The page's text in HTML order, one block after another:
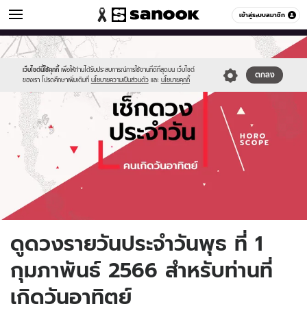
เข้าสู่ระบบสมาชิก
ดูดวง หมวดอื่นๆ
เว็บไซต์นี้ใช้คุกกี้ เพื่อให้ท่านได้รับประสบการณ์การใช้งานที่ดีที่สุดบน เว็บไซต์
ของเรา โปรดศึกษาเพิ่มเติมที่ นโยบายความเป็นส่วนตัว และ นโยบายคุกกี้
ตกลง
Sanook
//s.isanook.com/sr/0/images/logo-
new-
sanook.png
600
60
//s.isanook.com/ho/0/ud/fxd/day/daily-
horoscope-
sunday.jpg
ดูดวงรายวันประจำวันพุธ ที่ 1
กุมภาพันธ์ 2566 สำหรับท่านที่
เกิดวันอาทิตย์